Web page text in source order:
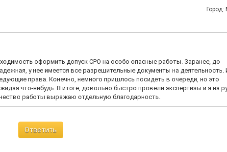
Город:
оформить допуск СРО на особо опасные работы. Заранее, до
у нее имеется все разрешительные документы на
права. Конечно, немного пришлось посидеть в очереди, но это
что-нибудь. В итоге, довольно быстро провели экспертизы и я на
работы выражаю отдельную благодарность.
Ответить